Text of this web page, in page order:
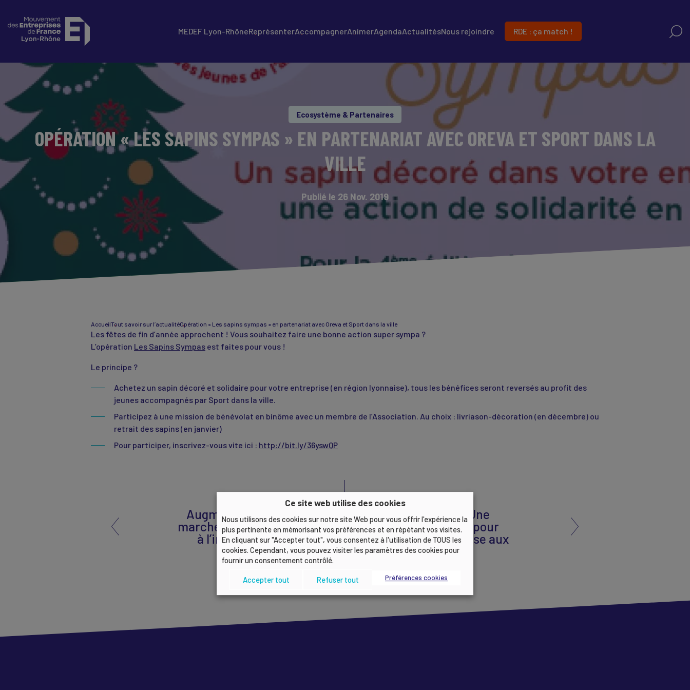
MEDEF Lyon-RhôneReprésenterAccompagnerAnimerAgendaActualitésNous rejoindre RDE : ça match !
Ecosystème & Partenaires
OPÉRATION « LES SAPINS SYMPAS » EN PARTENARIAT AVEC OREVA ET SPORT DANS LA
VILLE
Publié le 26 Nov. 2019
AccueilTout savoir sur l’actualitéOpération « Les sapins sympas » en partenariat avec Oreva et Sport dans la ville
Les fêtes de fin d’année approchent ! Vous souhaitez faire une bonne action super sympa ?
L’opération Les Sapins Sympas est faites pour vous !
Le principe ?
Achetez un sapin décoré et solidaire pour votre entreprise (en région lyonnaise), tous les bénéfices seront reversés au profit des
jeunes accompagnés par Sport dans la ville.
Participez à une mission de bénévolat en binôme avec un membre de l’Association. Au choix : livriason-décoration (en décembre) ou
retrait des sapins (en janvier)
Pour participer, inscrivez-vous vite ici : http://bit.ly/36yswQP
Augmenter vos parts de
marché en Italie ? Pensez
à l’implantation locale
Semaine Ecole-
Entreprise 2019 : Une
mobilisation forte pour
parler de l’entreprise aux
lycéens !
Ce site web utilise des cookies
Nous utilisons des cookies sur notre site Web pour vous offrir l'expérience la
plus pertinente en mémorisant vos préférences et en répétant vos visites.
En cliquant sur "Accepter tout", vous consentez à l'utilisation de TOUS les
cookies. Cependant, vous pouvez visiter les paramètres des cookies pour
fournir un consentement contrôlé.
Accepter tout Refuser tout Préférences cookies